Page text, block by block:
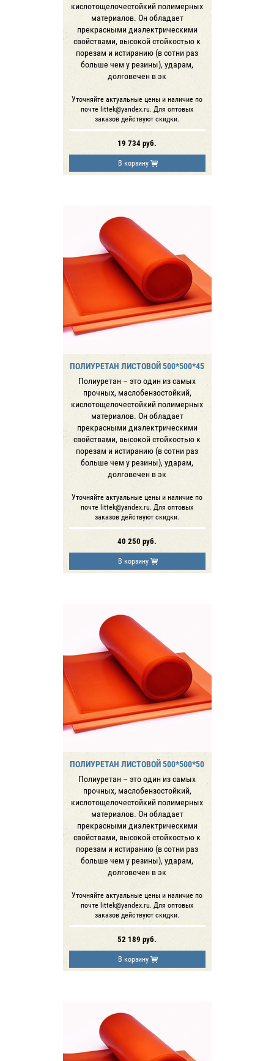
кислотощелочестойкий полимерных
материалов. Он обладает
прекрасными диэлектрическими
свойствами, высокой стойкостью к
порезам и истиранию (в сотни раз
больше чем у резины), ударам,
долговечен в эк
Уточняйте актуальные цены и наличие по
почте littek@yandex.ru. Для оптовых
заказов действуют скидки.
19 734руб.
В корзину
ПОЛИУРЕТАН ЛИСТОВОЙ 500*500*45
Полиуретан – это один из самых
прочных, маслобензостойкий,
кислотощелочестойкий полимерных
материалов. Он обладает
прекрасными диэлектрическими
свойствами, высокой стойкостью к
порезам и истиранию (в сотни раз
больше чем у резины), ударам,
долговечен в эк
Уточняйте актуальные цены и наличие по
почте littek@yandex.ru. Для оптовых
заказов действуют скидки.
40 250 руб.
В корзину
ПОЛИУРЕТАН ЛИСТОВОЙ 500*500*50
Полиуретан – это один из самых
прочных, маслобензостойкий,
кислотощелочестойкий полимерных
материалов. Он обладает
прекрасными диэлектрическими
свойствами, высокой стойкостью к
порезам и истиранию (в сотни раз
больше чем у резины), ударам,
долговечен в эк
Уточняйте актуальные цены и наличие по
почте littek@yandex.ru. Для оптовых
заказов действуют скидки.
52 189 руб.
В корзину